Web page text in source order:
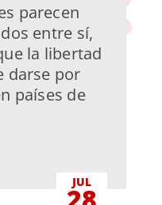
parecen
entre sí,
la libertad
darse por
países de
JUL